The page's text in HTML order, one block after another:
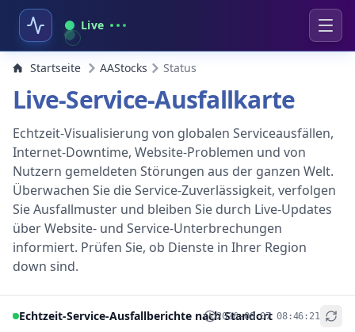
Live
Startseite AAStocks Status
Live-Service-Ausfallkarte
Echtzeit-Visualisierung von globalen Serviceausfällen,
Internet-Downtime, Website-Problemen und von
Nutzern gemeldeten Störungen aus der ganzen Welt.
Überwachen Sie die Service-Zuverlässigkeit, verfolgen
Sie Ausfallmuster und bleiben Sie durch Live-Updates
über Website- und Service-Unterbrechungen
informiert. Prüfen Sie, ob Dienste in Ihrer Region
down sind.
Echtzeit-Service-Ausfallberichte nach Standort
2026-08-07 08:46:21
+